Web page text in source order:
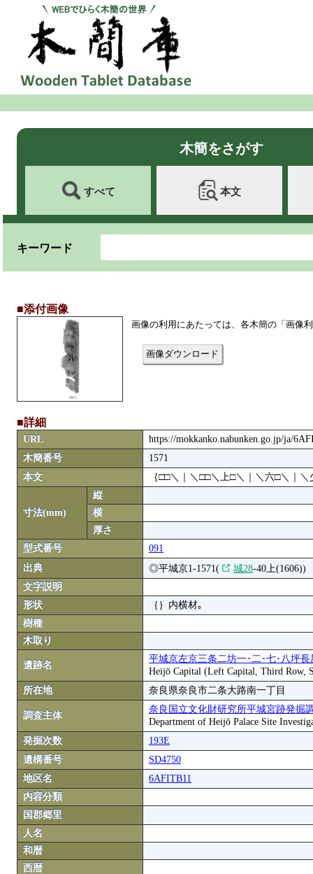
木簡をさがす
すべて 本文
キーワード
■添付画像
画像の利用にあたっては、各木簡の「画像
画像ダウンロード
■詳細
URL
https://mokkanko.nabunken.go.jp/ja/
木簡番号
1571
本文
｛□□＼｜＼□□＼上□＼｜＼六□＼｜
寸法(mm)
縦
横
厚さ
型式番号
091
出典
◎平城京1-1571( 城28-40上(1606))
文字説明
形状
｛｝内横材｡
樹種
木取り
遺跡名
平城京左京三条二坊一･二･七･八坪長
Heijō Capital (Left Capital, Third Row,
所在地
奈良県奈良市二条大路南一丁目
調査主体
奈良国立文化財研究所平城宮跡発掘
Department of Heijō Palace Site
発掘次数
193E
遺構番号
SD4750
地区名
6AFITB11
内容分類
国郡郷里
人名
和暦
西暦